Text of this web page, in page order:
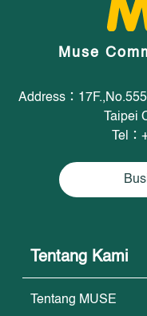
Muse
Address：
Taipei
Tel
Tentang Kami
Tentang MUSE